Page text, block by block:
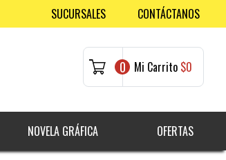
SUCURSALES CONTÁCTANOS
0 Mi Carrito $0
NOVELA GRÁFICA OFERTAS